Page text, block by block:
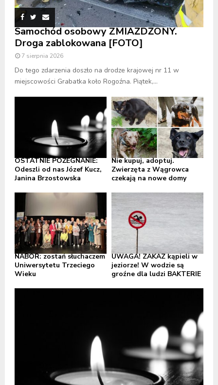
Samochód osobowy ZMIAŻDŻONY.
Droga zablokowana [FOTO]
7 sierpnia 2026
Do tego zdarzenia doszło na drodze krajowej nr 11 w
miejscowości Grabatka koło Rogoźna. Piątek,...
OSTATNIE POŻEGNANIE:
Odeszli od nas Józef Kucz,
Janina Brzostowska
Nie kupuj, adoptuj.
Zwierzęta z Wągrowca
czekają na nowe domy
NABÓR: zostań słuchaczem
Uniwersytetu Trzeciego
Wieku
UWAGA! ZAKAZ kąpieli w
jeziorze! W wodzie są
groźne dla ludzi BAKTERIE